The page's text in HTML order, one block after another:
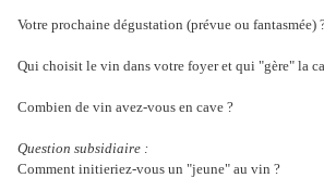
Votre prochaine dégustation (prévue ou fantasmée)
Qui choisit le vin dans votre foyer et qui "gère" la
Combien de vin avez-vous en cave ?
Question subsidiaire :
Comment initieriez-vous un "jeune" au vin ?